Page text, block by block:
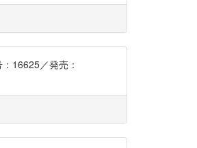
16625／発売：